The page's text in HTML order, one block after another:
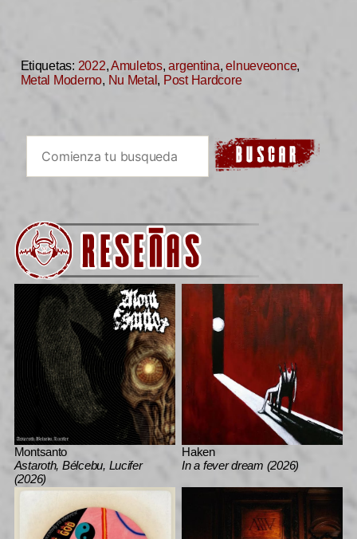
Etiquetas: 2022,Amuletos,argentina,elnueveonce,
Metal Moderno, Nu Metal , Post Hardcore
Montsanto
Astaroth, Bélcebu, Lucifer
(2026)
Haken
In a fever dream (2026)